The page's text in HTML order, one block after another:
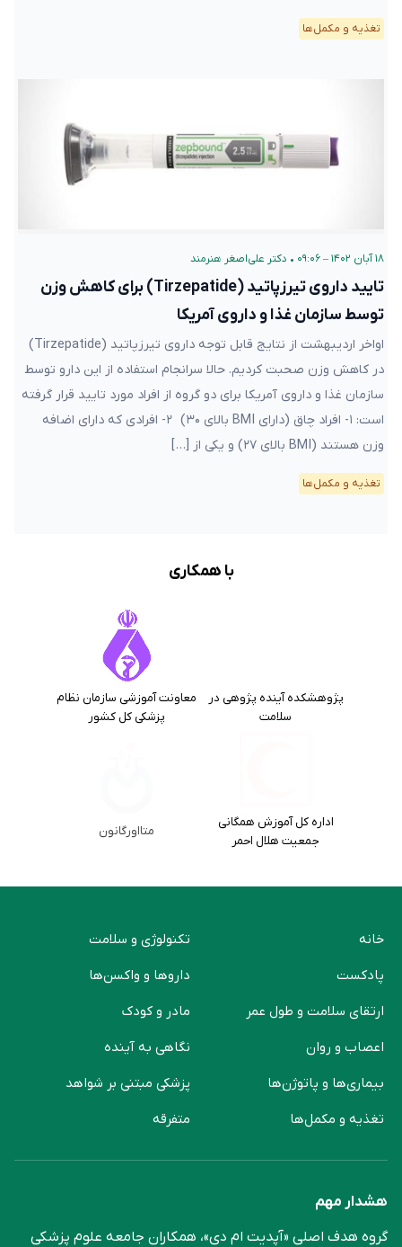
تغذیه و مکمل‌ها
۱۸ آبان ۱۴۰۲ – ۰۹:۰۶ • دکتر علی‌اصغر هنرمند
تایید داروی تیرزپاتید (Tirzepatide) برای کاهش وزن
توسط سازمان غذا و داروی آمریکا
اواخر اردیبهشت از نتایج قابل توجه داروی تیرزپاتید (Tirzepatide)
در کاهش وزن صحبت کردیم. حالا سرانجام استفاده از این دارو توسط
سازمان غذا و داروی آمریکا برای دو گروه از افراد مورد تایید قرار گرفته
است: ۱- افراد چاق (دارای BMI بالای ۳۰) ۲- افرادی که دارای اضافه
وزن هستند (BMI بالای ۲۷) و یکی از […]
تغذیه و مکمل‌ها
با همکاری
پژوهشکده آینده پژوهی در
سلامت
معاونت آموزشی سازمان نظام
پزشکی کل کشور
اداره کل آموزش همگانی
جمعیت هلال احمر
متااورگانون
خانه
پادکست
ارتقای سلامت و طول عمر
اعصاب و روان
بیماری‌ها و پاتوژن‌ها
تغذیه و مکمل‌ها
تکنولوژی و سلامت
دارو‌ها و واکسن‌ها
مادر و کودک
نگاهی به آینده
پزشکی مبتنی بر شواهد
متفرقه
هشدار مهم
گروه هدف اصلی «آپدیت ام دی»، همکاران جامعه علوم ‌پزشکی